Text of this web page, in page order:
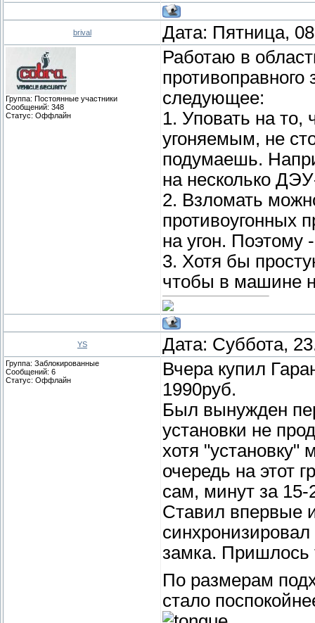
brival Дата: Пятница,
Группа: Постоянные участники
Сообщений: 348
Статус: Оффлайн
Работаю в
следующее:
1. Уповать на то,
угоняемым, не
подумаешь.
на несколько
2. Взломать
противоугонных
на угон.
3. Хотя бы
чтобы в машине
YS Дата: Суббота,
Группа: Заблокированные
Сообщений: 6
Статус: Оффлайн
Вчера купил
1990руб.
Был вынужден
установки не
хотя "установку"
очередь на этот
сам, минут за 15-
Ставил впервые
синхронизировал
замка. Пришлось
По размерам
стало